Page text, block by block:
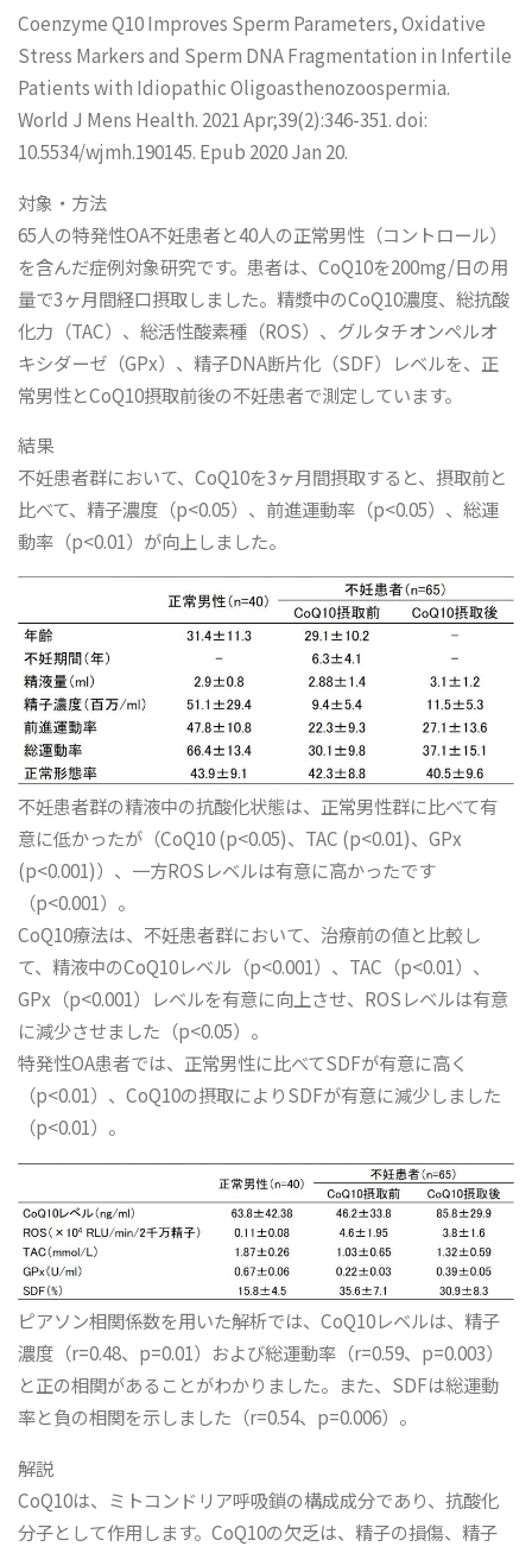
Coenzyme Q10 Improves Sperm Parameters, Oxidative
Stress Markers and Sperm DNA Fragmentation in Infertile
Patients with Idiopathic Oligoasthenozoospermia.
World J Mens Health. 2021 Apr;39(2):346-351. doi:
10.5534/wjmh.190145. Epub 2020 Jan 20.
対象・方法
65人の特発性OA不妊患者と40人の正常男性（コントロール）
を含んだ症例対象研究です。患者は、CoQ10を200mg/日の用
量で3ヶ月間経口摂取しました。精漿中のCoQ10濃度、総抗酸
化力（TAC）、総活性酸素種（ROS）、グルタチオンペルオ
キシダーゼ（GPx）、精子DNA断片化（SDF）レベルを、正
常男性とCoQ10摂取前後の不妊患者で測定しています。
結果
不妊患者群において、CoQ10を3ヶ月間摂取すると、摂取前と
比べて、精子濃度（p<0.05）、前進運動率（p<0.05）、総運
動率（p<0.01）が向上しました。
不妊患者群の精液中の抗酸化状態は、正常男性群に比べて有
意に低かったが（CoQ10 (p<0.05)、TAC (p<0.01)、GPx
(p<0.001)）、一方ROSレベルは有意に高かったです
（p<0.001）。
CoQ10療法は、不妊患者群において、治療前の値と比較し
て、精液中のCoQ10レベル（p<0.001）、TAC（p<0.01）、
GPx（p<0.001）レベルを有意に向上させ、ROSレベルは有意
に減少させました（p<0.05）。
特発性OA患者では、正常男性に比べてSDFが有意に高く
（p<0.01）、CoQ10の摂取によりSDFが有意に減少しました
（p<0.01）。
ピアソン相関係数を用いた解析では、CoQ10レベルは、精子
濃度（r=0.48、p=0.01）および総運動率（r=0.59、p=0.003）
と正の相関があることがわかりました。また、SDFは総運動
率と負の相関を示しました（r=0.54、p=0.006）。
解説
CoQ10は、ミトコンドリア呼吸鎖の構成成分であり、抗酸化
分子として作用します。CoQ10の欠乏は、精子の損傷、精子